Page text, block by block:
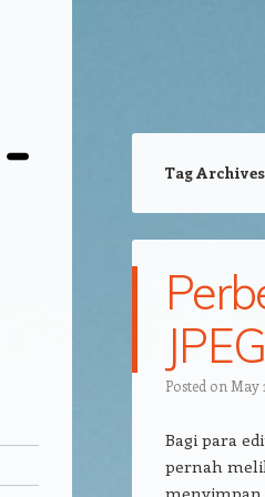
Tag
Posted on May
Bagi para
pernah
menyimpan